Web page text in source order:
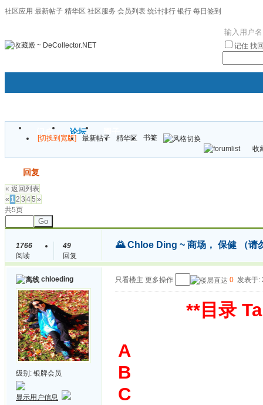
社区应用 最新帖子 精华区 社区服务 会员列表 统计排行 银行 每日签到
记住 找
门户 论坛
[切换到宽版] 最新帖子 精华区
书签
收
回复
« 返回列表
« 12 3 45 »
共5页
Go
1766
阅读
49
回复
🌄 Chloe Ding ~ 商场， 保健 （请
chloeding
级别: 银牌会员
显示用户信息
只看楼主 更多操作 0 发表于:
** 目录
A
B
C